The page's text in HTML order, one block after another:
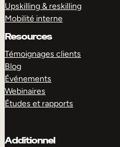
Upskilling & reskilling
Mobilité interne
Resources
Témoignages clients
Blog
Événements
Webinaires
Études et rapports
Additionnel